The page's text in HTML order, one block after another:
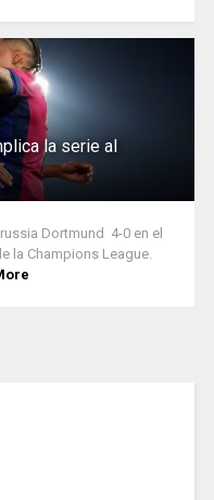
la serie al
Dortmund 4-0 en el
la Champions League.